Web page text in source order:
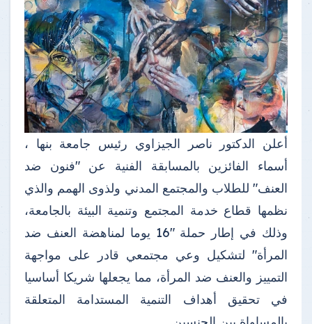
أعلن الدكتور ناصر الجيزاوي رئيس جامعة بنها ،
أسماء الفائزين بالمسابقة الفنية عن "فنون ضد
العنف" للطلاب والمجتمع المدني ولذوى الهمم والذي
نظمها قطاع خدمة المجتمع وتنمية البيئة بالجامعة،
وذلك في إطار حملة "16 يوما لمناهضة العنف ضد
المرأة" لتشكيل وعي مجتمعي قادر على مواجهة
التمييز والعنف ضد المرأة، مما يجعلها شريكا أساسيا
في تحقيق أهداف التنمية المستدامة المتعلقة